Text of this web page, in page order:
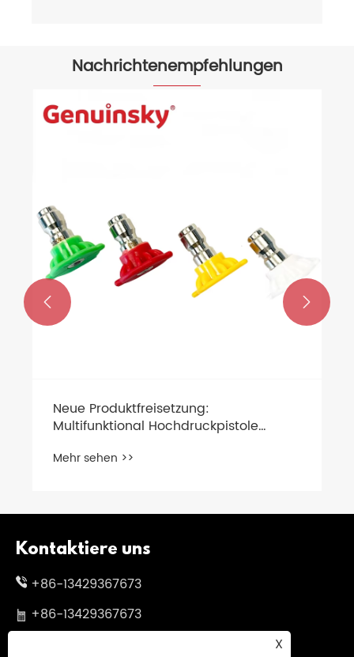
Nachrichtenempfehlungen
Neue Produktfreisetzung:
Multifunktional Hochdruckpistole
Schnellfreisetzungsstecker
Mehr sehen >>
 
Kontaktiere uns
+86-13429367673
+86-13429367673
X